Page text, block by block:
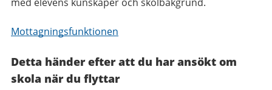
Mottagningsfunktionen
Detta händer efter att du har ansökt om
skola när du flyttar